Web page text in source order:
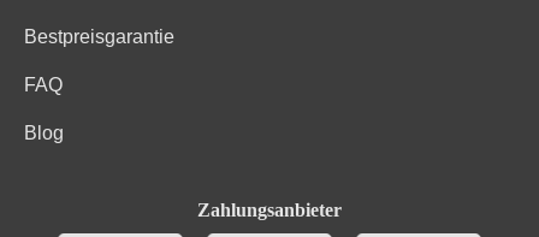
Bestpreisgarantie
FAQ
Blog
Zahlungsanbieter